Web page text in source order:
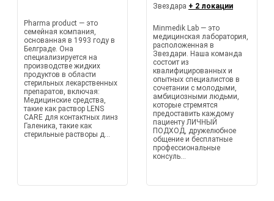
Pharma product — это
семейная компания,
основанная в 1993 году в
Белграде. Она
специализируется на
производстве жидких
продуктов в области
стерильных лекарственных
препаратов, включая:
Медицинские средства,
такие как раствор LENS
CARE для контактных линз
Галеника, такие как
стерильные растворы д...
Звездара + 2 локации
Minmedik Lab — это
медицинская лаборатория,
расположенная в
Звездари. Наша команда
состоит из
квалифицированных и
опытных специалистов в
сочетании с молодыми,
амбициозными людьми,
которые стремятся
предоставить каждому
пациенту ЛИЧНЫЙ
ПОДХОД, дружелюбное
общение и бесплатные
профессиональные
консуль...